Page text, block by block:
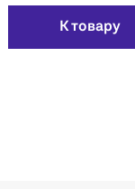
К товару